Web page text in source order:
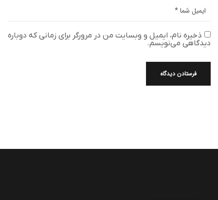
ذخیره نام، ایمیل و وبسایت من در مرورگر برای زمانی که دوباره
دیدگاهی می‌نویسم.